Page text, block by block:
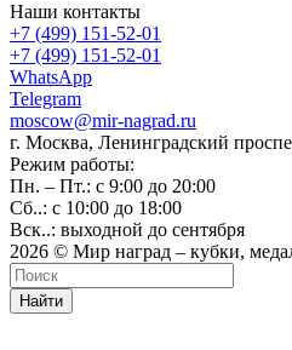
Наши контакты
+7 (499) 151-52-01
+7 (499) 151-52-01
WhatsApp
Telegram
moscow@mir-nagrad.ru
г. Москва, Ленинградский
Режим работы:
Пн. – Пт.: с 9:00 до 20:00
Сб..: с 10:00 до 18:00
Вск..: выходной до сентября
2026 © Мир наград – кубки,
Найти